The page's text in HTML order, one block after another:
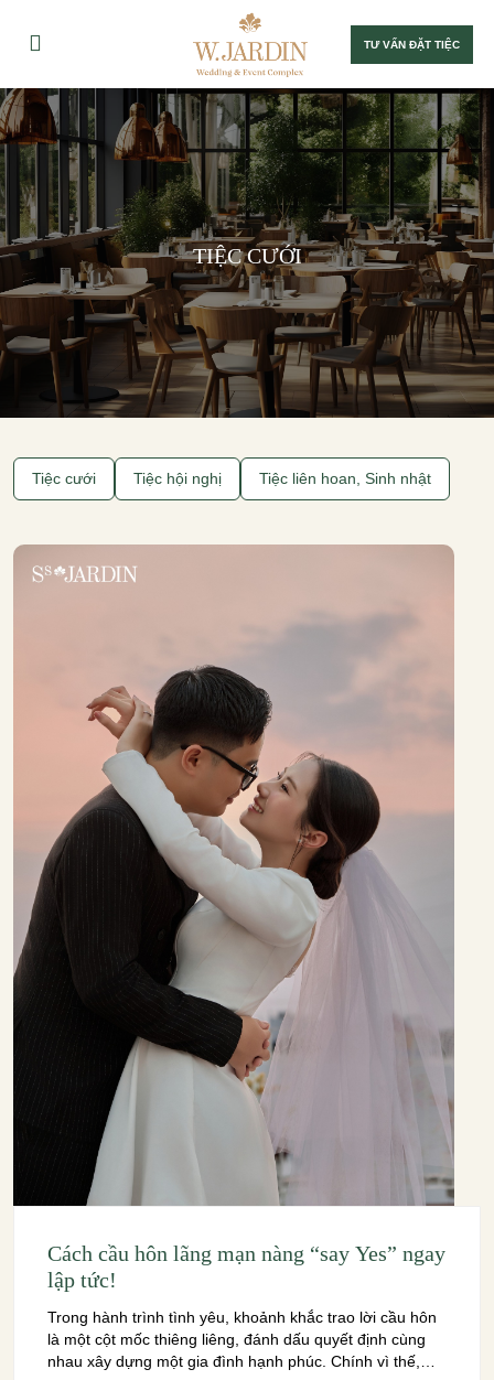
TƯ VẤN ĐẶT TIỆC
TIỆC CƯỚI
Tiệc cưới Tiệc hội nghị Tiệc liên hoan, Sinh nhật
Cách cầu hôn lãng mạn nàng “say Yes” ngay
lập tức!
Trong hành trình tình yêu, khoảnh khắc trao lời cầu hôn
là một cột mốc thiêng liêng, đánh dấu quyết định cùng
nhau xây dựng một gia đình hạnh phúc. Chính vì thế,